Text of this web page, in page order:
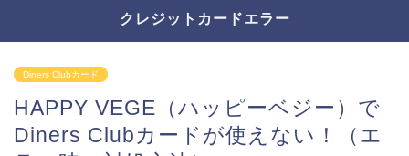
クレジットカードエラー
Diners Clubカード
HAPPY VEGE（ハッピーベジー）で
Diners Clubカードが使えない！（エ